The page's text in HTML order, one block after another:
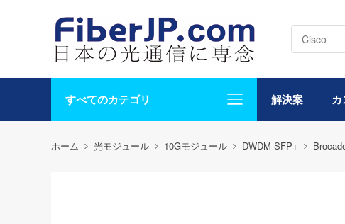
すべてのカテゴリ 解決案
ホーム 光モジュール 10Gモジュール DWDM SFP+